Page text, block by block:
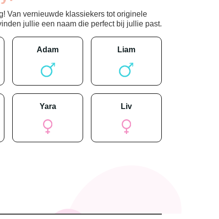
Van vernieuwde klassiekers tot originele
jullie een naam die perfect bij jullie past.
adam liam
yara liv